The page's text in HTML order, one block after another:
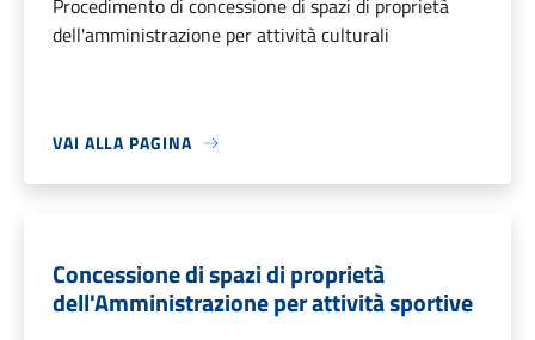
Procedimento di concessione di spazi di proprietà
dell'amministrazione per attività culturali
VAI ALLA PAGINA
Concessione di spazi di proprietà
dell'Amministrazione per attività sportive